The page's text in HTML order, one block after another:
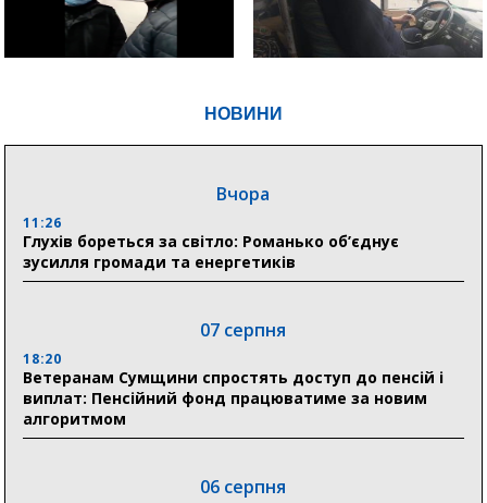
НОВИНИ
Вчора
11:26
Глухів бореться за світло: Романько об’єднує
зусилля громади та енергетиків
07 серпня
18:20
Ветеранам Сумщини спростять доступ до пенсій і
виплат: Пенсійний фонд працюватиме за новим
алгоритмом
06 серпня